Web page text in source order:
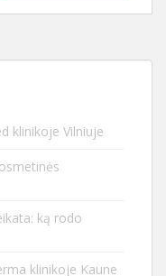
klinikoje Vilniuje
ką rodo
klinikoje Kaune